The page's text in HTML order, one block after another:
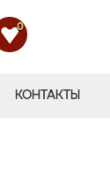
0
КОНТАКТЫ